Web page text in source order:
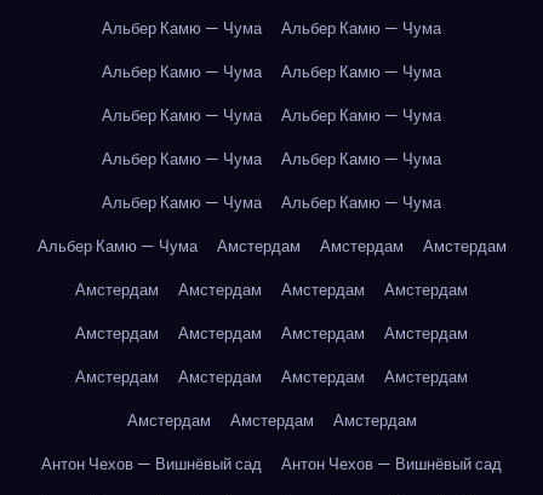
Альбер Камю — Чума
Альбер Камю — Чума
Альбер Камю — Чума
Альбер Камю — Чума
Альбер Камю — Чума
Альбер Камю — Чума
Альбер Камю — Чума
Альбер Камю — Чума
Альбер Камю — Чума
Альбер Камю — Чума
Альбер Камю — Чума
Амстердам Амстердам
Амстердам
Амстердам
Амстердам Амстердам
Амстердам
Амстердам
Амстердам Амстердам
Амстердам
Амстердам
Амстердам Амстердам
Амстердам
Амстердам
Амстердам
Амстердам
Антон Чехов — Вишнёвый сад
Антон Чехов — Вишнёвый сад